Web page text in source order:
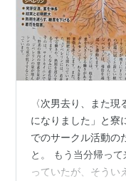
〈次男去り、また
になりました」と寮
でのサークル活動の
と。 もう当分帰っ
っていたが、そうい